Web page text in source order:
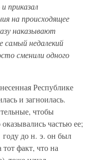
и приказал
на происходящее
наказывают
самый недалекий
сменили одного
Республике
и загноилась.
чтобы
частью ее;
году до н. э. он был
факт, что на